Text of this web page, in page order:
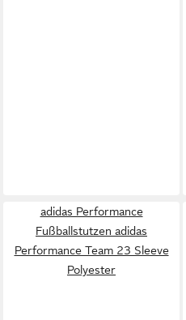
adidas Performance
Fußballstutzen adidas
Performance Team 23 Sleeve
Polyester